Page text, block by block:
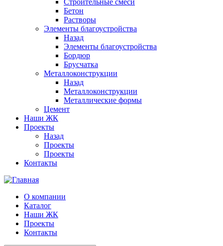
Строительные смеси
Бетон
Растворы
Элементы благоустройства
Назад
Элементы благоустройства
Бордюр
Брусчатка
Металлоконструкции
Назад
Металлоконструкции
Металлические формы
Цемент
Наши ЖК
Проекты
Назад
Проекты
Проекты
Контакты
О компании
Каталог
Наши ЖК
Проекты
Контакты